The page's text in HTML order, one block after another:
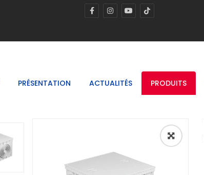
PRÉSENTATION ACTUALITÉS PRODUITS
🔍